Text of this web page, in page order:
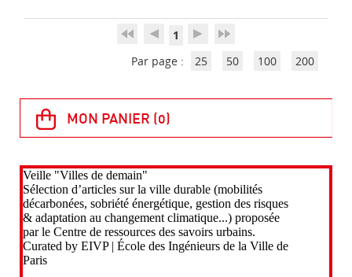
1
Par page :
25 50 100 200